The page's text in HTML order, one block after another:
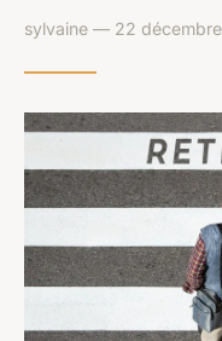
sylvaine — 22